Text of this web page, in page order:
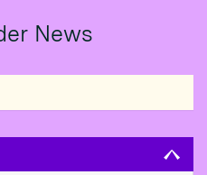
News